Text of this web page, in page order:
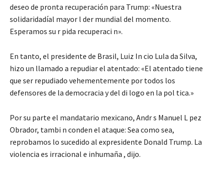
deseo de pronta recuperación para Trump: «Nuestra
solidaridadíal mayor l der mundial del momento.
Esperamos su r pida recuperaci n».
En tanto, el presidente de Brasil, Luiz In cio Lula da Silva,
hizo un llamado a repudiar el atentado: «El atentado tiene
que ser repudiado vehementemente por todos los
defensores de la democracia y del di logo en la pol tica.»
Por su parte el mandatario mexicano, Andr s Manuel L pez
Obrador, tambi n conden el ataque: Sea como sea,
reprobamos lo sucedido al expresidente Donald Trump. La
violencia es irracional e inhumaña , dijo.